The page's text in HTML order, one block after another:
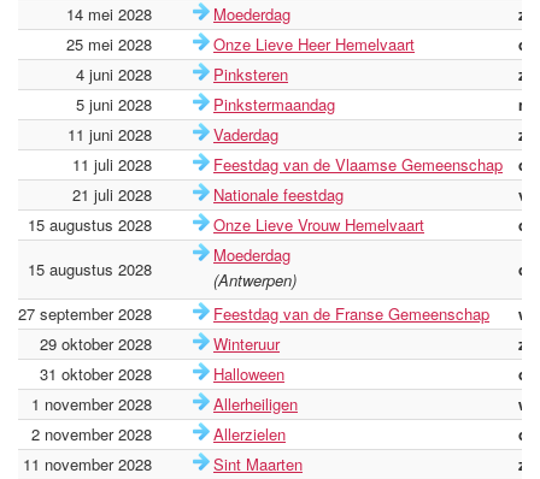
14 mei 2028
Moederdag
25 mei 2028
Onze Lieve Heer Hemelvaart
4 juni 2028
Pinksteren
5 juni 2028
Pinkstermaandag
11 juni 2028
Vaderdag
11 juli 2028
Feestdag van de Vlaamse Gemeenschap
21 juli 2028
Nationale feestdag
15 augustus 2028
Onze Lieve Vrouw Hemelvaart
15 augustus 2028
Moederdag
(Antwerpen)
27 september 2028
Feestdag van de Franse Gemeenschap
29 oktober 2028
Winteruur
31 oktober 2028
Halloween
1 november 2028
Allerheiligen
2 november 2028
Allerzielen
11 november 2028
Sint Maarten